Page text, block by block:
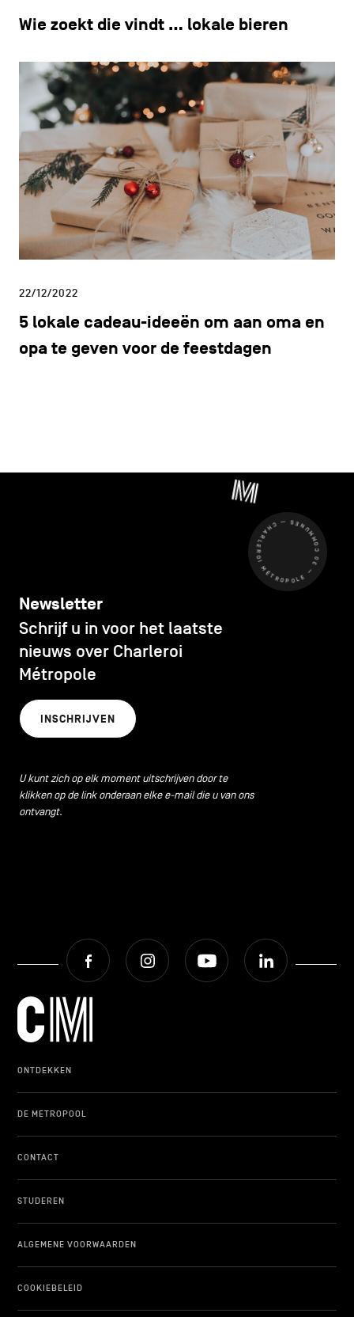
Wie zoekt die vindt … lokale bieren
22/12/2022
5 lokale cadeau-ideeën om aan oma en
opa te geven voor de feestdagen
CHARLEROI MÉTROPOLE — 30 COMMUNES —
Newsletter
Schrijf u in voor het laatste
nieuws over Charleroi
Métropole
INSCHRIJVEN
U kunt zich op elk moment uitschrijven door te
klikken op de link onderaan elke e-mail die u van ons
ontvangt.
Facebook Instagram Youtube
ONTDEKKEN
DE METROPOOL
CONTACT
STUDEREN
ALGEMENE VOORWAARDEN
COOKIEBELEID